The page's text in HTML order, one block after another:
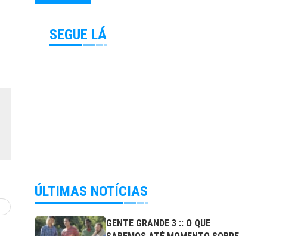
SEGUE LÁ
ÚLTIMAS NOTÍCIAS
GENTE GRANDE 3 :: O QUE